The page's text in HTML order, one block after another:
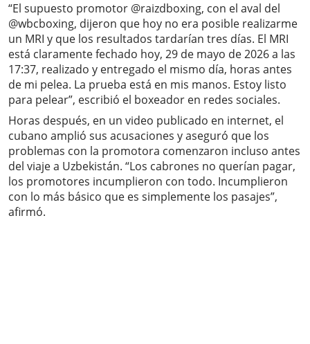
“El supuesto promotor @raizdboxing, con el aval del
@wbcboxing, dijeron que hoy no era posible realizarme
un MRI y que los resultados tardarían tres días. El MRI
está claramente fechado hoy, 29 de mayo de 2026 a las
17:37, realizado y entregado el mismo día, horas antes
de mi pelea. La prueba está en mis manos. Estoy listo
para pelear”, escribió el boxeador en redes sociales.
Horas después, en un video publicado en internet, el
cubano amplió sus acusaciones y aseguró que los
problemas con la promotora comenzaron incluso antes
del viaje a Uzbekistán. “Los cabrones no querían pagar,
los promotores incumplieron con todo. Incumplieron
con lo más básico que es simplemente los pasajes”,
afirmó.